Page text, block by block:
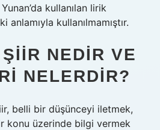
kullanılan lirik
anlamıyla kullanılmamıştır.
NEDIR VE
NELERDIR?
belli bir düşünceyi iletmek,
konu üzerinde bilgi vermek